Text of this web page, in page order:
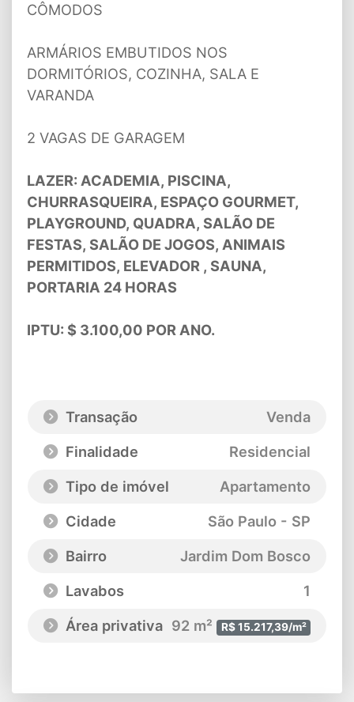
CÔMODOS
ARMÁRIOS EMBUTIDOS NOS
DORMITÓRIOS, COZINHA, SALA E
VARANDA
2 VAGAS DE GARAGEM
LAZER: ACADEMIA, PISCINA,
CHURRASQUEIRA, ESPAÇO GOURMET,
PLAYGROUND, QUADRA, SALÃO DE
FESTAS, SALÃO DE JOGOS, ANIMAIS
PERMITIDOS, ELEVADOR , SAUNA,
PORTARIA 24 HORAS
IPTU: $ 3.100,00 POR ANO.
Transação
Venda
Finalidade
Residencial
Tipo de imóvel
Apartamento
Cidade
São Paulo - SP
Bairro
Jardim Dom Bosco
Lavabos
1
Área privativa 92 m² R$ 15.217,39/m²